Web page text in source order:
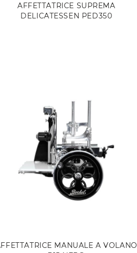
AFFETTATRICE SUPREMA
DELICATESSEN PED350
MANUALE A VOLANO